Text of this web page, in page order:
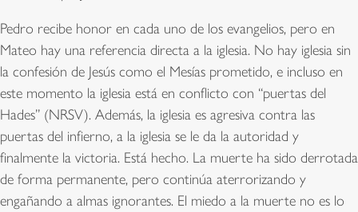
Pedro recibe honor en cada uno de los evangelios, pero en
Mateo hay una referencia directa a la iglesia. No hay iglesia sin
la confesión de Jesús como el Mesías prometido, e incluso en
este momento la iglesia está en conflicto con “puertas del
Hades” (NRSV). Además, la iglesia es agresiva contra las
puertas del infierno, a la iglesia se le da la autoridad y
finalmente la victoria. Está hecho. La muerte ha sido derrotada
de forma permanente, pero continúa aterrorizando y
engañando a almas ignorantes. El miedo a la muerte no es lo